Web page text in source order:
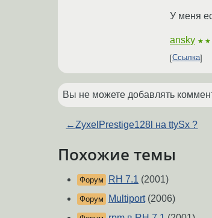
У меня
ansky
Ссылка
Вы не можете добавлять
←ZyxelPrestige128l на ttySx ?
Похожие темы
Форум RH 7.1 (2001)
Форум Multiport(2006)